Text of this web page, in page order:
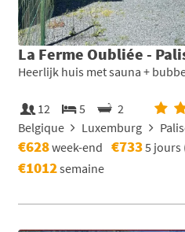
La Ferme Oubliée -
Heerlijk huis met sauna +
12 5
2
Belgique
Luxemburg
€628week-end €7335 jours
€1012semaine